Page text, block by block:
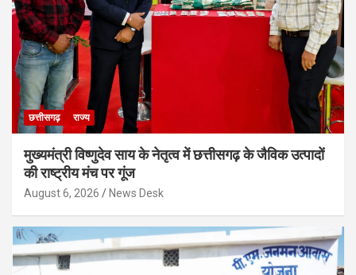
छत्तीसगढ़ राज्य
मुख्यमंत्री विष्णुदेव साय के नेतृत्व में छत्तीसगढ़ के जैविक उत्पादों
की राष्ट्रीय मंच पर गूंज
August 6, 2026 News Desk